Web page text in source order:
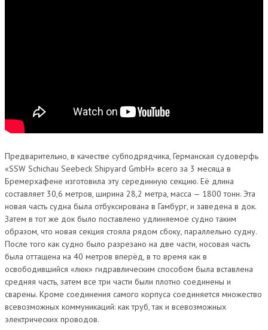
Предварительно, в качестве субподрядчика, Германская судоверфь
«SSW Schichau Seebeck Shipyard GmbH» всего за 3 месяца в
Бремерхафене изготовила эту серединную секцию. Её длина
составляет 30,6 метров, ширина 28,2 метра, масса — 1800 тонн. Эта
новая часть судна была отбуксирована в Гамбург, и заведена в док.
Затем в тот же док было поставлено удлиняемое судно таким
образом, что новая секция стояла рядом сбоку, параллельно судну.
После того как судно было разрезано на две части, носовая часть
была оттащена на 40 метров вперёд, в то время как в
освободившийся «люк» гидравлическим способом была вставлена
средняя часть, затем все три части были плотно соединены и
сварены. Кроме соединения самого корпуса соединяется множество
всевозможных коммуникаций: как труб, так и всевозможных
электрических проводов.